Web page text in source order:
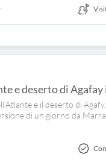
e deserto di
e il deserto di
di un giorno da